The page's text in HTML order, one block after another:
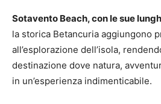
Sotavento Beach, con le sue
la storica Betancuria aggiungono
all’esplorazione dell’isola,
destinazione dove natura,
in un’esperienza indimenticabile.